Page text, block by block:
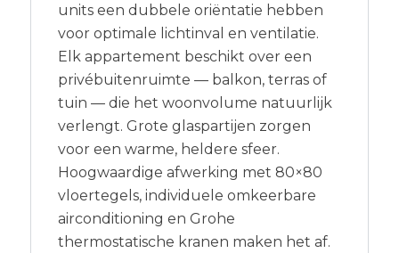
units een dubbele oriëntatie hebben
voor optimale lichtinval en ventilatie.
Elk appartement beschikt over een
privébuitenruimte — balkon, terras of
tuin — die het woonvolume natuurlijk
verlengt. Grote glaspartijen zorgen
voor een warme, heldere sfeer.
Hoogwaardige afwerking met 80×80
vloertegels, individuele omkeerbare
airconditioning en Grohe
thermostatische kranen maken het af.